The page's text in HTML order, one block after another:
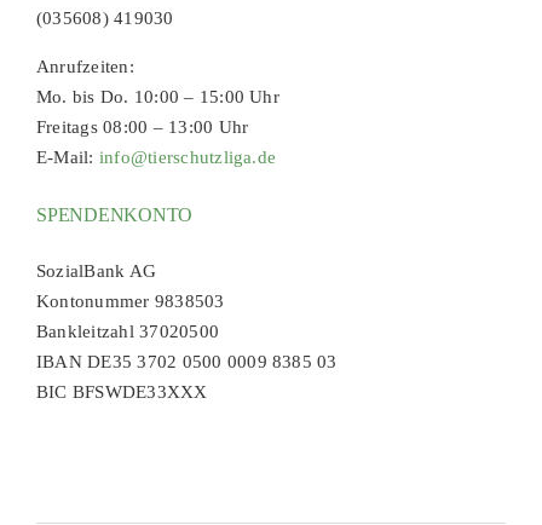
(035608) 419030
Anrufzeiten:
Mo. bis Do. 10:00 – 15:00 Uhr
Freitags 08:00 – 13:00 Uhr
E-Mail: info@tierschutzliga.de
SPENDENKONTO
SozialBank AG
Kontonummer 9838503
Bankleitzahl 37020500
IBAN DE35 3702 0500 0009 8385 03
BIC BFSWDE33XXX